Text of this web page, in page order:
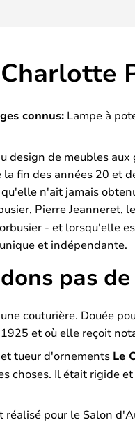
Charlotte
connus: Lampe à
de meubles aux
fin des années 20 et
n'ait jamais
Pierre Jeanneret,
- et lorsqu'elle
et indépendante.
pas
couturière. Douée
et où elle reçoit
tueur d'ornements Le
choses. Il était rigide
réalisé pour le Salon